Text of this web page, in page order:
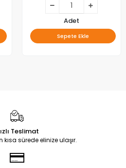
Adet
Sepete Ekle
Teslimat
kısa sürede elinize ulaşır.